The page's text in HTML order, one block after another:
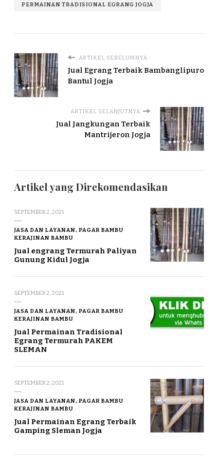
PERMAINAN TRADISIONAL EGRANG JOGJA
ARTIKEL SEBELUMNYA
Jual Egrang Terbaik Bambanglipuro
Bantul Jogja
ARTIKEL SELANJUTNYA
Jual Jangkungan Terbaik
Mantrijeron Jogja
Artikel yang Direkomendasikan
SEPTEMBER 2, 2021
JASA DAN LAYANAN, PAGAR BAMBU
KERAJINAN BAMBU
Jual engrang Termurah Paliyan
Gunung Kidul Jogja
SEPTEMBER 2, 2021
JASA DAN LAYANAN, PAGAR BAMBU
KERAJINAN BAMBU
Jual Permainan Tradisional
Egrang Termurah PAKEM
SLEMAN
SEPTEMBER 2, 2021
JASA DAN LAYANAN, PAGAR BAMBU
KERAJINAN BAMBU
Jual Permainan Egrang Terbaik
Gamping Sleman Jogja